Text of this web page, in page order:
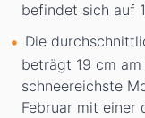
befindet sich auf
Die
beträgt 19 cm
schneereichste
Februar mit einer